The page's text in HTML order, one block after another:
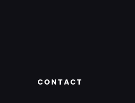
CONTACT